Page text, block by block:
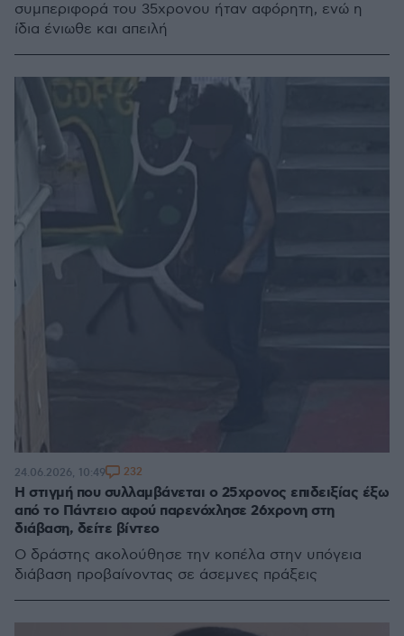
συμπεριφορά του 35χρονου ήταν αφόρητη, ενώ η
ίδια ένιωθε και απειλή
Η στιγμή που συλλαμβάνεται ο 25χρονος επιδειξίας έξω
από το Πάντειο αφού παρενόχλησε 26χρονη στη
διάβαση, δείτε βίντεο
Ο δράστης ακολούθησε την κοπέλα στην υπόγεια
διάβαση προβαίνοντας σε άσεμνες πράξεις
24.06.2026, 10:49 232